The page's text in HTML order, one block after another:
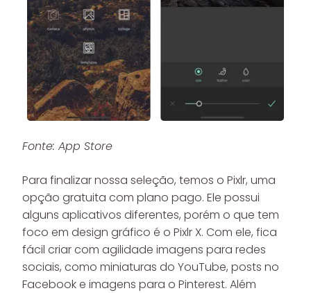
Fonte: App Store
Para finalizar nossa seleção, temos o Pixlr, uma
opção gratuita com plano pago. Ele possui
alguns aplicativos diferentes, porém o que tem
foco em design gráfico é o Pixlr X. Com ele, fica
fácil criar com agilidade imagens para redes
sociais, como miniaturas do YouTube, posts no
Facebook e imagens para o Pinterest. Além